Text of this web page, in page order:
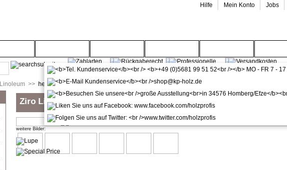
Hilfe Mein Konto Jobs
Linoleum >> helle Böden
Ziro Lino-plus Colorado Linoleum Fertigfußboden Unicklick inkl.
weitere Bilder: